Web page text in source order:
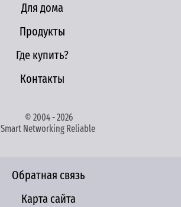
Для дома
Продукты
Где купить?
Контакты
© 2004 - 2026
Smart Networking Reliable
Обратная связь
Карта сайта